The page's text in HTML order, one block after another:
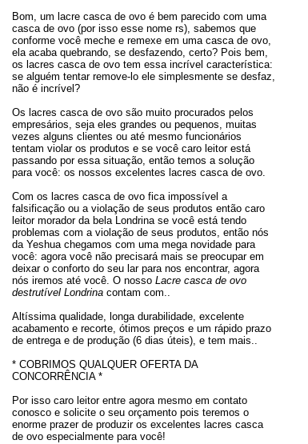
Bom, um lacre casca de ovo é bem parecido com uma
casca de ovo (por isso esse nome rs), sabemos que
conforme você meche e remexe em uma casca de ovo,
ela acaba quebrando, se desfazendo, certo? Pois bem,
os lacres casca de ovo tem essa incrível característica:
se alguém tentar remove-lo ele simplesmente se desfaz,
não é incrível?
Os lacres casca de ovo são muito procurados pelos
empresários, seja eles grandes ou pequenos, muitas
vezes alguns clientes ou até mesmo funcionários
tentam violar os produtos e se você caro leitor está
passando por essa situação, então temos a solução
para você: os nossos excelentes lacres casca de ovo.
Com os lacres casca de ovo fica impossível a
falsificação ou a violação de seus produtos então caro
leitor morador da bela Londrina se você está tendo
problemas com a violação de seus produtos, então nós
da Yeshua chegamos com uma mega novidade para
você: agora você não precisará mais se preocupar em
deixar o conforto do seu lar para nos encontrar, agora
nós iremos até você. O nosso Lacre casca de ovo
destrutível Londrina contam com..
Altíssima qualidade, longa durabilidade, excelente
acabamento e recorte, ótimos preços e um rápido prazo
de entrega e de produção (6 dias úteis), e tem mais..
* COBRIMOS QUALQUER OFERTA DA
CONCORRÊNCIA *
Por isso caro leitor entre agora mesmo em contato
conosco e solicite o seu orçamento pois teremos o
enorme prazer de produzir os excelentes lacres casca
de ovo especialmente para você!